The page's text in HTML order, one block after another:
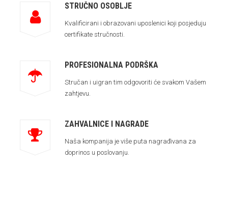
STRUČNO OSOBLJE
Kvalificirani i obrazovani uposlenici koji posjeduju
certifikate stručnosti.
PROFESIONALNA PODRŠKA
Stručan i uigran tim odgovoriti će svakom Vašem
zahtjevu.
ZAHVALNICE I NAGRADE
Naša kompanija je više puta nagrađivana za
doprinos u poslovanju.